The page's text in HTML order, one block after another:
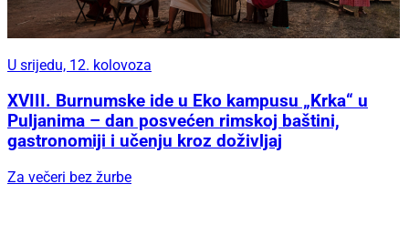
U srijedu, 12. kolovoza
XVIII. Burnumske ide u Eko kampusu „Krka“ u
Puljanima – dan posvećen rimskoj baštini,
gastronomiji i učenju kroz doživljaj
Za večeri bez žurbe